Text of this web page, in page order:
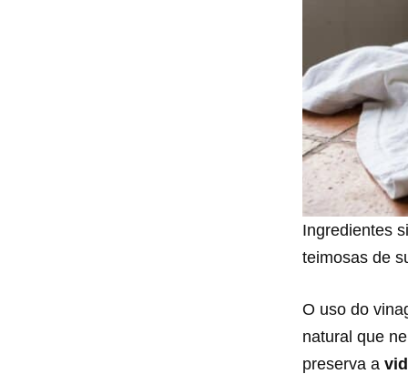
Ingredientes
teimosas de
O uso do
natural que
preserva a